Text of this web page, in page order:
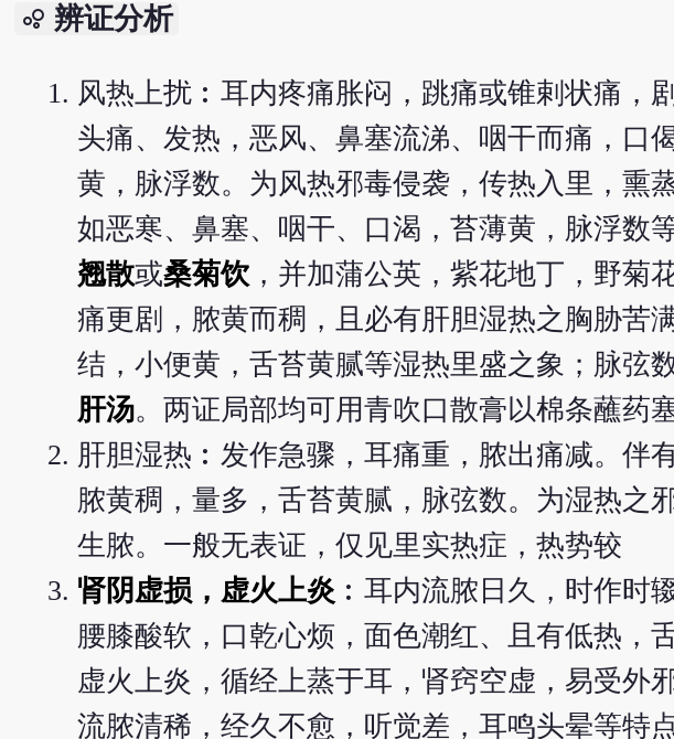
bubble_chart 辨证分析
风热上扰︰耳内疼痛胀闷，跳痛或锥剌状痛，
头痛、发热，恶风、鼻塞流涕、咽干而痛，口
黄，脉浮数。为风热邪毒侵袭，传热入里，熏
如恶寒、鼻塞、咽干、口渴，苔薄黄，脉浮数
翘散或桑菊饮，并加蒲公英，紫花地丁，野菊
痛更剧，脓黄而稠，且必有肝胆湿热之胸胁苦
结，小便黄，舌苔黄腻等湿热里盛之象；脉弦
肝汤。两证局部均可用青吹口散膏以棉条蘸药
肝胆湿热︰发作急骤，耳痛重，脓出痛减。伴
脓黄稠，量多，舌苔黄腻，脉弦数。为湿热之
生脓。一般无表证，仅见里实热症，热势较
肾阴虚损，虚火上炎 ︰耳内流脓日久，时作时
腰膝酸软，口乾心烦，面色潮红、且有低热，
虚火上炎，循经上蒸于耳，肾窍空虚，易受外
流脓清稀，经久不愈，听觉差，耳鸣头晕等特